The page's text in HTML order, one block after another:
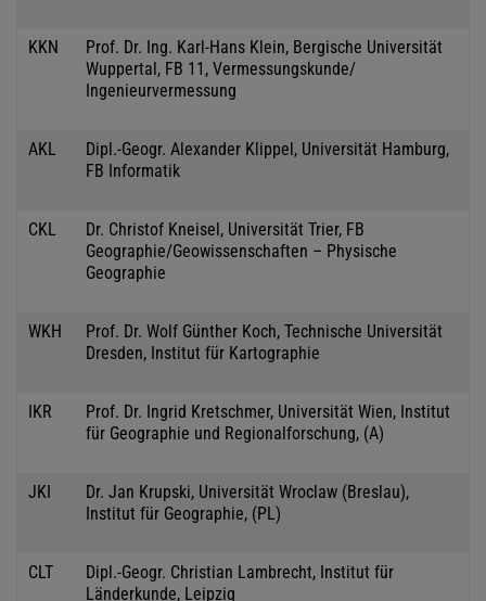
KKN
Prof. Dr. Ing. Karl-Hans Klein, Bergische Universität
Wuppertal, FB 11, Vermessungskunde/
Ingenieurvermessung
AKL
Dipl.-Geogr. Alexander Klippel, Universität Hamburg,
FB Informatik
CKL
Dr. Christof Kneisel, Universität Trier, FB
Geographie/Geowissenschaften – Physische
Geographie
WKH
Prof. Dr. Wolf Günther Koch, Technische Universität
Dresden, Institut für Kartographie
IKR
Prof. Dr. Ingrid Kretschmer, Universität Wien, Institut
für Geographie und Regionalforschung, (A)
JKI
Dr. Jan Krupski, Universität Wroclaw (Breslau),
Institut für Geographie, (PL)
CLT
Dipl.-Geogr. Christian Lambrecht, Institut für
Länderkunde, Leipzig